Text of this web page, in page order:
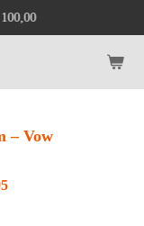
‎– Vow